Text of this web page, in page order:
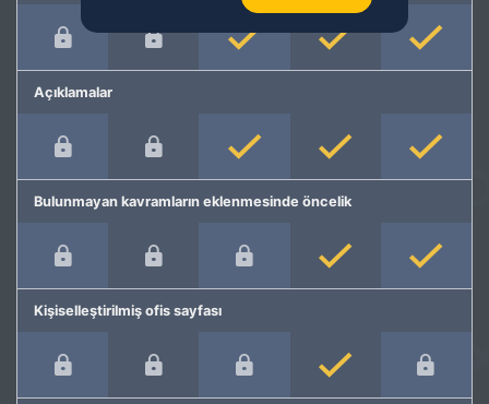
Açıklamalar
Bulunmayan kavramların eklenmesinde öncelik
Kişiselleştirilmiş ofis sayfası